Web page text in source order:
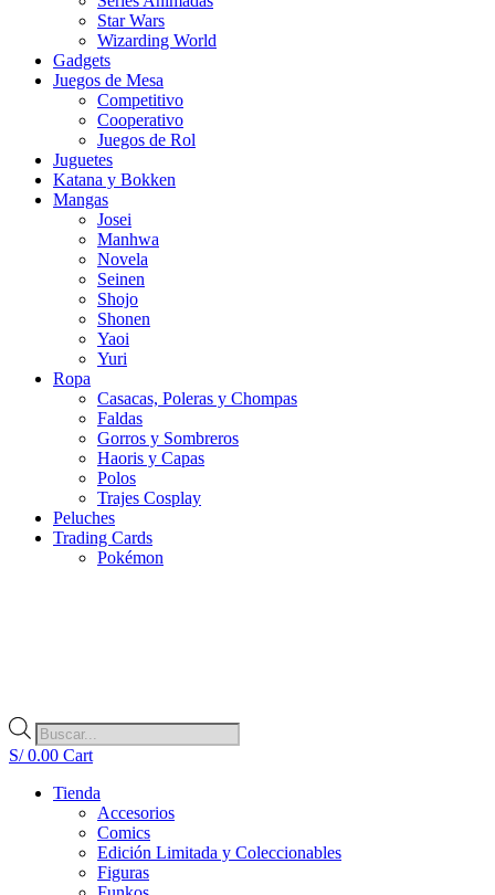
Star Wars
Wizarding World
Gadgets
Juegos de Mesa
Competitivo
Cooperativo
Juegos de Rol
Juguetes
Katana y Bokken
Mangas
Josei
Manhwa
Novela
Seinen
Shojo
Shonen
Yaoi
Yuri
Ropa
Casacas, Poleras y Chompas
Faldas
Gorros y Sombreros
Haoris y Capas
Polos
Trajes Cosplay
Peluches
Trading Cards
Pokémon
Búsqueda
de
productos
S/0.00 Cart
Tienda
Accesorios
Comics
Edición Limitada y Coleccionables
Figuras